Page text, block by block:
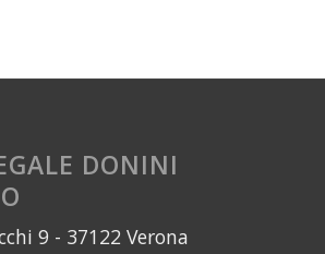
DONINI
9 - 37122 Verona